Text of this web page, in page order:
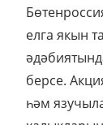
елга якын
берсе.
һәм